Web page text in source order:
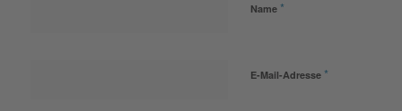
Name *
E-Mail-Adresse *